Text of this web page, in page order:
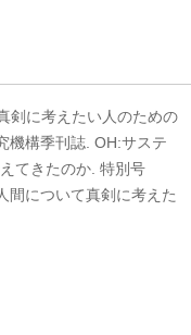
剣に考えたい人のための
機構季刊誌. OH:サステ
てきたのか. 特別号
間について真剣に考えた